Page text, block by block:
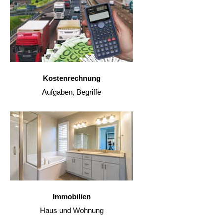
Kostenrechnung
Aufgaben, Begriffe
Immobilien
Haus und Wohnung